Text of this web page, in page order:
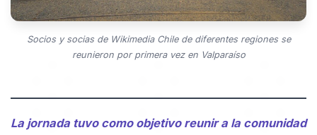
Socios y socias de Wikimedia Chile de diferentes regiones se
reunieron por primera vez en Valparaíso
La jornada tuvo como objetivo reunir a la comunidad